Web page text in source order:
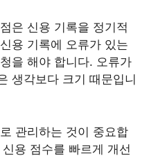
은 신용 기록을 정기적
용 기록에 오류가 있는
을 해야 합니다. 오류가
생각보다 크기 때문입니
관리하는 것이 중요합
용 점수를 빠르게 개선